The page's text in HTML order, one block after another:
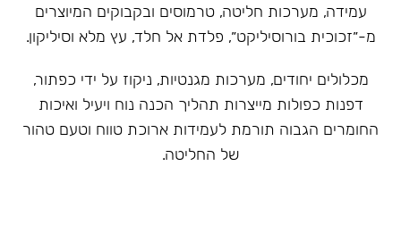
עמידה, מערכות חליטה, טרמוסים ובקבוקים המיוצרים
מ-״זכוכית בורוסיליקט״, פלדת אל חלד, עץ מלא וסיליקון.
מכלולים יחודים, מערכות מגנטיות, ניקוז על ידי כפתור,
דפנות כפולות מייצרות תהליך הכנה נוח ויעיל ואיכות
החומרים הגבוה תורמת לעמידות ארוכת טווח וטעם טהור
של החליטה.